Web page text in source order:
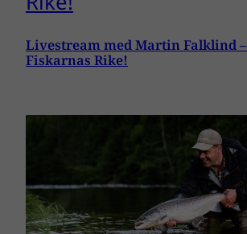
Livestream med Martin Falklind –
Fiskarnas Rike!